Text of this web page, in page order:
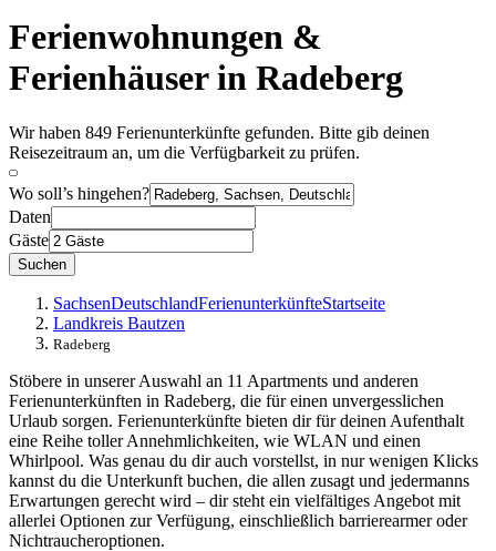
Ferienwohnungen &
Ferienhäuser in Radeberg
Wir haben 849 Ferienunterkünfte gefunden. Bitte gib deinen
Reisezeitraum an, um die Verfügbarkeit zu prüfen.
Wo soll’s hingehen?
Daten
Gäste
Suchen
SachsenDeutschlandFerienunterkünfteStartseite
Landkreis Bautzen
Radeberg
Stöbere in unserer Auswahl an 11 Apartments und anderen
Ferienunterkünften in Radeberg, die für einen unvergesslichen
Urlaub sorgen. Ferienunterkünfte bieten dir für deinen Aufenthalt
eine Reihe toller Annehmlichkeiten, wie WLAN und einen
Whirlpool. Was genau du dir auch vorstellst, in nur wenigen Klicks
kannst du die Unterkunft buchen, die allen zusagt und jedermanns
Erwartungen gerecht wird – dir steht ein vielfältiges Angebot mit
allerlei Optionen zur Verfügung, einschließlich barrierearmer oder
Nichtraucheroptionen.